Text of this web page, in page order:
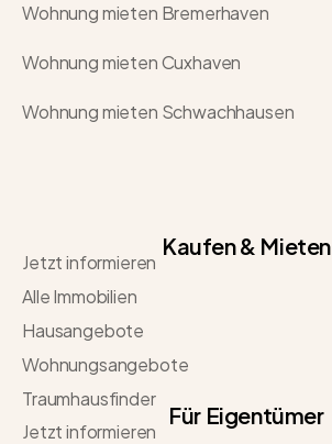
Wohnung mieten Bremerhaven
Wohnung mieten Cuxhaven
Wohnung mieten Schwachhausen
Kaufen & Mieten
Jetzt informieren
Alle Immobilien
Hausangebote
Wohnungsangebote
Traumhausfinder
Für Eigentümer
Jetzt informieren